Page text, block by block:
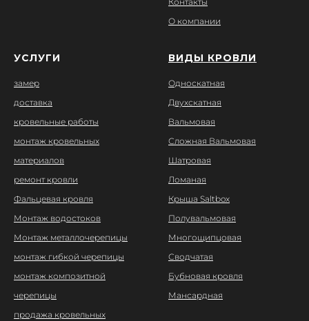
О компании
УСЛУГИ
замер
доставка
кровельные работы
монтаж кровельных
материалов
ремонт кровли
Фальцевая кровля
Монтаж водостоков
Монтаж металлочерепицы
монтаж гибкой черепицы
монтаж композитной
черепицы
продажа кровельных
ВИДЫ КРОВЛИ
Односкатная
Двухскатная
Вальмовая
Сложная Вальмовая
Шатровая
Ломаная
Крыша Saltbox
Полувальмовая
Многощипцовая
Сводчатая
Бубновая кровля
Мансардная